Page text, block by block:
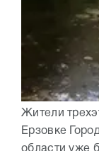
Жители
Ерзовке
области уже